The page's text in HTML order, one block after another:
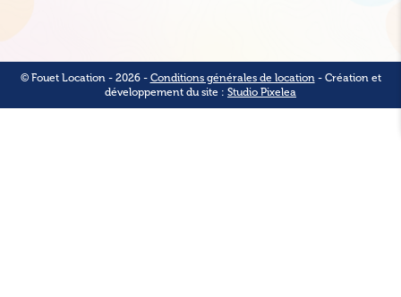
© Fouet Location - 2026 - Conditions générales de location- Création et
développement du site : Studio Pixelea